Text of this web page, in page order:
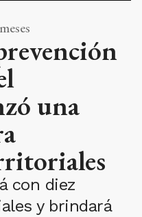
una
con diez
y brindará